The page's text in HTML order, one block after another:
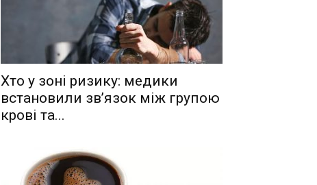
Хто у зоні ризику: медики
встановили зв’язок між групою
крові та...